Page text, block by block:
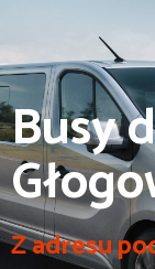
Busy
Z adresu